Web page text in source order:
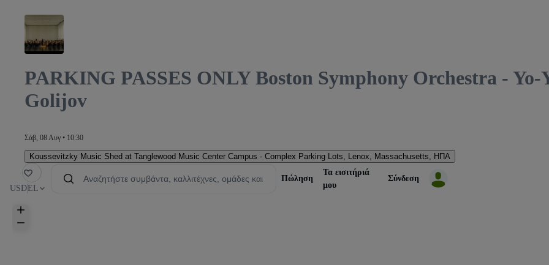
PARKING PASSES ONLY Boston Symphony Orchestra -
Golijov
Σάβ, 08 Αυγ • 10:30
Koussevitzky Music Shed at Tanglewood Music Center Campus - Complex Parking Lots Lenox, Massachusetts, ΗΠΑ
USD EL
Πώληση
Τα εισιτήριά
μου
Σύνδεση